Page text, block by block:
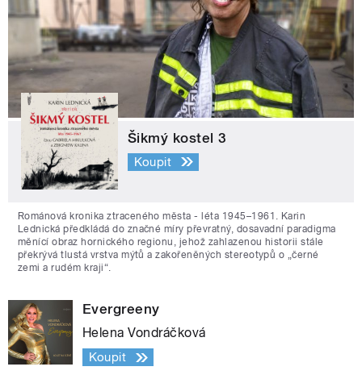
Šikmý kostel 3
Koupit
Románová kronika ztraceného města - léta 1945–1961. Karin
Lednická předkládá do značné míry převratný, dosavadní paradigma
měnící obraz hornického regionu, jehož zahlazenou historii stále
překrývá tlustá vrstva mýtů a zakořeněných stereotypů o „černé
zemi a rudém kraji“.
Evergreeny
Helena Vondráčková
Koupit